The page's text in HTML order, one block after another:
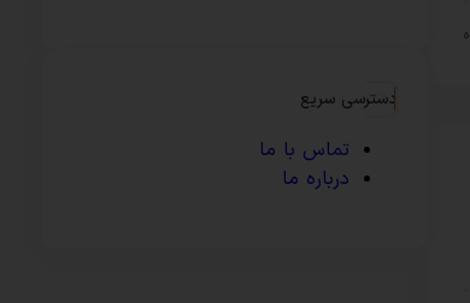
دسترسی سریع
تماس با ما
درباره ما